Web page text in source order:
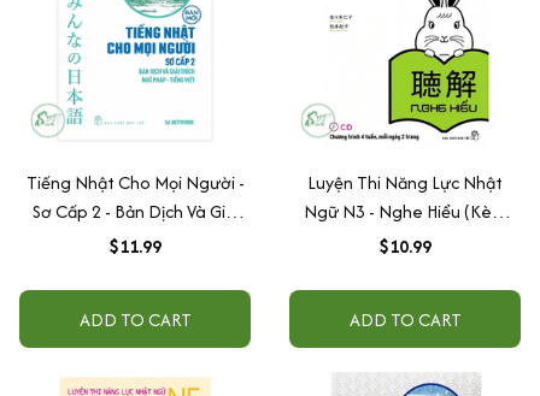
Tiếng Nhật Cho Mọi Người -
Sơ Cấp 2 - Bản Dịch Và Giải
Thích Ngữ Pháp - Tiếng Việt
$11.99
ADD TO CART
Luyện Thi Năng Lực Nhật
Ngữ N3 - Nghe Hiểu (Kèm
CD)
$10.99
ADD TO CART